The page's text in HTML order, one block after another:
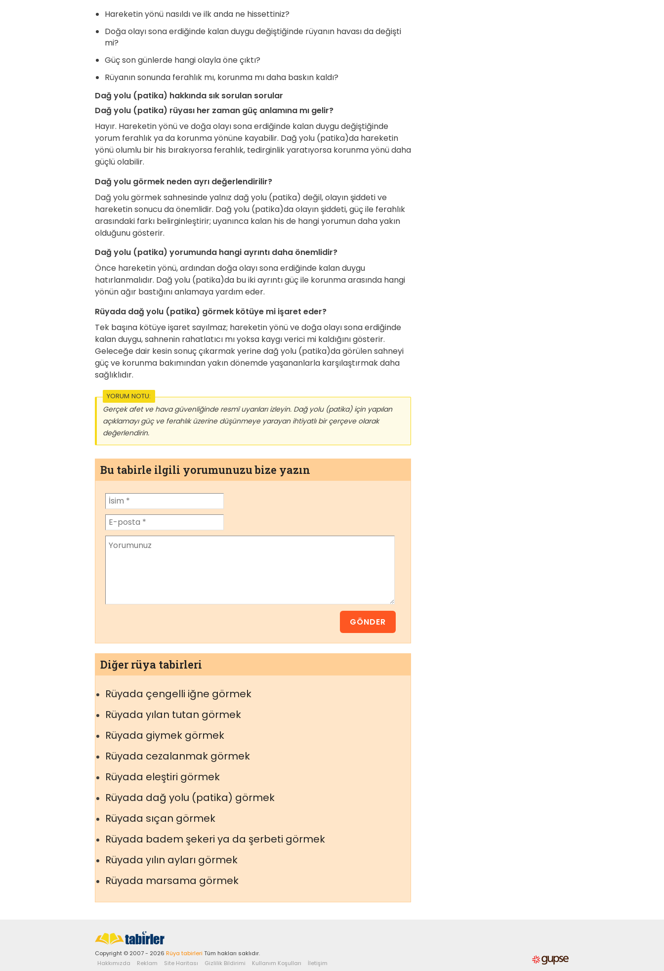
Hareketin yönü nasıldı ve ilk anda ne hissettiniz?
Doğa olayı sona erdiğinde kalan duygu değiştiğinde rüyanın havası da değişti
mi?
Güç son günlerde hangi olayla öne çıktı?
Rüyanın sonunda ferahlık mı, korunma mı daha baskın kaldı?
Dağ yolu (patika) hakkında sık sorulan sorular
Dağ yolu (patika) rüyası her zaman güç anlamına mı gelir?
Hayır. Hareketin yönü ve doğa olayı sona erdiğinde kalan duygu değiştiğinde
yorum ferahlık ya da korunma yönüne kayabilir. Dağ yolu (patika)da hareketin
yönü olumlu bir his bırakıyorsa ferahlık, tedirginlik yaratıyorsa korunma yönü daha
güçlü olabilir.
Dağ yolu görmek neden ayrı değerlendirilir?
Dağ yolu görmek sahnesinde yalnız dağ yolu (patika) değil, olayın şiddeti ve
hareketin sonucu da önemlidir. Dağ yolu (patika)da olayın şiddeti, güç ile ferahlık
arasındaki farkı belirginleştirir; uyanınca kalan his de hangi yorumun daha yakın
olduğunu gösterir.
Dağ yolu (patika) yorumunda hangi ayrıntı daha önemlidir?
Önce hareketin yönü, ardından doğa olayı sona erdiğinde kalan duygu
hatırlanmalıdır. Dağ yolu (patika)da bu iki ayrıntı güç ile korunma arasında hangi
yönün ağır bastığını anlamaya yardım eder.
Rüyada dağ yolu (patika) görmek kötüye mi işaret eder?
Tek başına kötüye işaret sayılmaz; hareketin yönü ve doğa olayı sona erdiğinde
kalan duygu, sahnenin rahatlatıcı mı yoksa kaygı verici mi kaldığını gösterir.
Geleceğe dair kesin sonuç çıkarmak yerine dağ yolu (patika)da görülen sahneyi
güç ve korunma bakımından yakın dönemde yaşananlarla karşılaştırmak daha
sağlıklıdır.
YORUM NOTU:
Gerçek afet ve hava güvenliğinde resmî uyarıları izleyin. Dağ yolu (patika) için yapılan
açıklamayı güç ve ferahlık üzerine düşünmeye yarayan ihtiyatlı bir çerçeve olarak
değerlendirin.
Bu tabirle ilgili yorumunuzu bize yazın
Diğer rüya tabirleri
Rüyada çengelli iğne görmek
Rüyada yılan tutan görmek
Rüyada giymek görmek
Rüyada cezalanmak görmek
Rüyada eleştiri görmek
Rüyada dağ yolu (patika) görmek
Rüyada sıçan görmek
Rüyada badem şekeri ya da şerbeti görmek
Rüyada yılın ayları görmek
Rüyada marsama görmek
Copyright © 2007 - 2026 Rüya tabirleri Tüm hakları saklıdır.
Hakkımızda
Reklam Site Haritası Gizlilik Bildirimi Kullanım Koşulları İletişim